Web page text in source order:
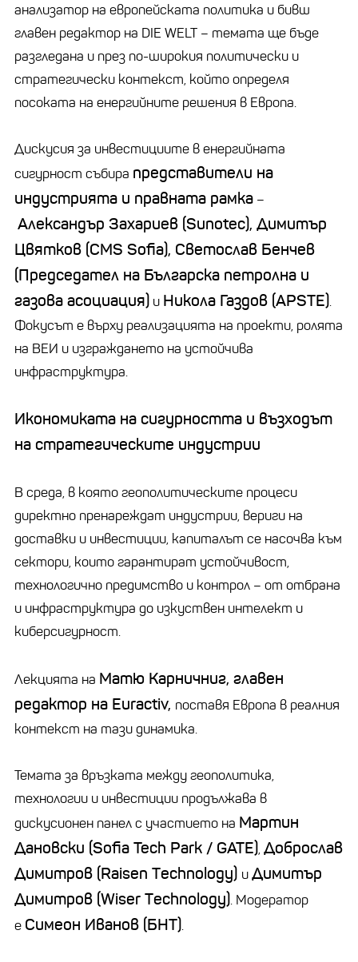
анализатор на европейската политика и бивш
главен редактор на DIE WELT – темата ще бъде
разгледана и през по-широкия политически и
стратегически контекст, който определя
посоката на енергийните решения в Европа.
Дискусия за инвестициите в енергийната
сигурност събира представители на
индустрията и правната рамка –
Александър Захариев (Sunotec), Димитър
Цвятков (CMS Sofia), Светослав Бенчев
(Председател на Българска петролна и
газова асоциация) и Никола Газдов (APSTE).
Фокусът е върху реализацията на проекти, ролята
на ВЕИ и изграждането на устойчива
инфраструктура.
Икономиката на сигурността и възходът
на стратегическите индустрии
В среда, в която геополитическите процеси
директно пренареждат индустрии, вериги на
доставки и инвестиции, капиталът се насочва към
сектори, които гарантират устойчивост,
технологично предимство и контрол – от отбрана
и инфраструктура до изкуствен интелект и
киберсигурност.
Лекцията на Матю Карничниг, главeн
редактор на Euractiv, поставя Европа в реалния
контекст на тази динамика.
Темата за връзката между геополитика,
технологии и инвестиции продължава в
дискусионен панел с участието на Мартин
Дановски (Sofia Tech Park / GATE), Доброслав
Димитров (Raisen Тechnology) иДимитър
Димитров (Wiser Тechnology). Модератор
е Симеон Иванов (БНТ).